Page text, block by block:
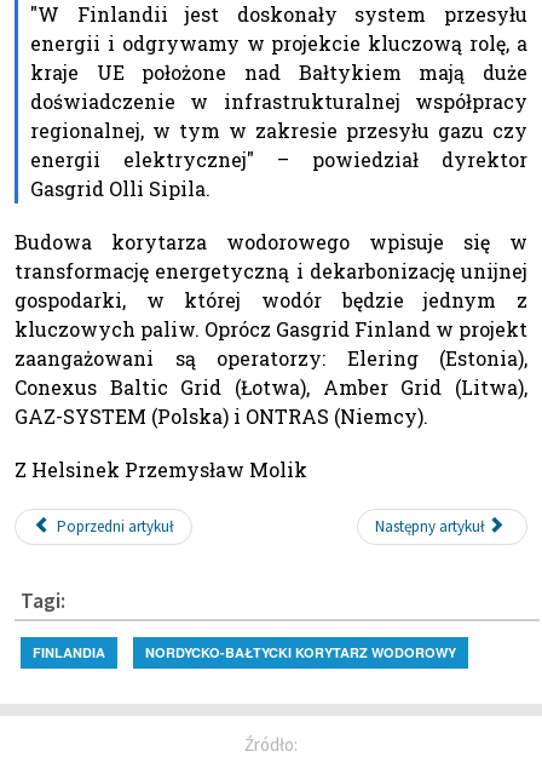
"W Finlandii jest doskonały system przesyłu
energii i odgrywamy w projekcie kluczową rolę, a
kraje UE położone nad Bałtykiem mają duże
doświadczenie w infrastrukturalnej współpracy
regionalnej, w tym w zakresie przesyłu gazu czy
energii elektrycznej" – powiedział dyrektor
Gasgrid Olli Sipila.
Budowa korytarza wodorowego wpisuje się w
transformację energetyczną i dekarbonizację unijnej
gospodarki, w której wodór będzie jednym z
kluczowych paliw. Oprócz Gasgrid Finland w projekt
zaangażowani są operatorzy: Elering (Estonia),
Conexus Baltic Grid (Łotwa), Amber Grid (Litwa),
GAZ-SYSTEM (Polska) i ONTRAS (Niemcy).
Z Helsinek Przemysław Molik
Poprzedni artykuł Następny artykuł
Tagi:
FINLANDIA NORDYCKO-BAŁTYCKI KORYTARZ WODOROWY
Źródło: